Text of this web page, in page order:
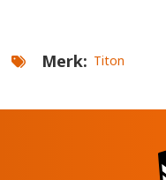
Merk Titon